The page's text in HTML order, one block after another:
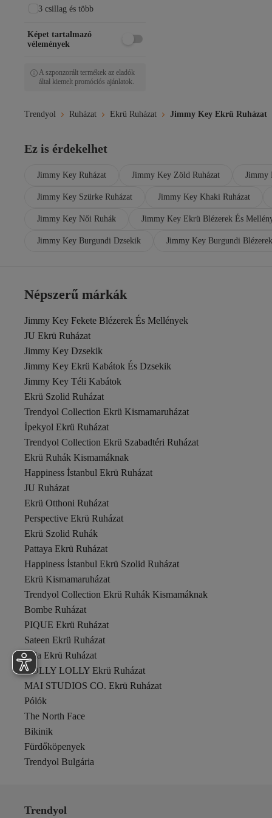
Antioch
Askı Nişantaşı
AYYILDIZ
BEJNA
Bigdart
Billabong
BOHEMAİ
Bracha
Buse&Eylül Bebe
Cansın Mini
Catherines
Catz Kids
Chiccy
CHUBA
COMBİNE MİCHAİL
Cool & Sexy
Cottonhill
D'S Damat
DAFNY
Dagi
DAXİS Sportwear Company
Daymod
dedo
Denokids
DoDe Flora
DoReMi
Dynamo
EA7 Emporio Armani
ebu prive
Edit by Trendyol
EDLİNGERİE
Ekim Store
ELİTOL
enmodaiçgiyim
Entel
Eros
ESES BEBE
ETHIQUET
FACETTE
Fashion Friends
Fashionbox
Fiori
Fred Perry
Fulla Moda
GIONA
3 csillag és több
Képet tartalmazó
vélemények
A szponzorált termékek az eladók
által kiemelt promóciós ajánlatok.
Trendyol Ruházat Ekrü Ruházat Jimmy Key Ekrü Ruházat
Ez is érdekelhet
Jimmy Key Ruházat Jimmy Key Zöld Ruházat Jimmy
Jimmy Key Szürke Ruházat Jimmy Key Khaki Ruházat
Jimmy Key Női Ruhák Jimmy Key Ekrü Blézerek És
Jimmy Key Burgundi Dzsekik Jimmy Key Burgundi
Népszerű márkák
Jimmy Key Fekete Blézerek És Mellények
JU Ekrü Ruházat
Jimmy Key Dzsekik
Jimmy Key Ekrü Kabátok És Dzsekik
Jimmy Key Téli Kabátok
Ekrü Szolid Ruházat
Trendyol Collection Ekrü Kismamaruházat
İpekyol Ekrü Ruházat
Trendyol Collection Ekrü Szabadtéri Ruházat
Ekrü Ruhák Kismamáknak
Happiness İstanbul Ekrü Ruházat
JU Ruházat
Ekrü Otthoni Ruházat
Perspective Ekrü Ruházat
Ekrü Szolid Ruhák
Pattaya Ekrü Ruházat
Happiness İstanbul Ekrü Szolid Ruházat
Ekrü Kismamaruházat
Trendyol Collection Ekrü Ruhák Kismamáknak
Bombe Ruházat
PIQUE Ekrü Ruházat
Sateen Ekrü Ruházat
Lela Ekrü Ruházat
HOLLY LOLLY Ekrü Ruházat
MAI STUDIOS CO. Ekrü Ruházat
Pólók
The North Face
Bikinik
Fürdőköpenyek
Trendyol Bulgária
Trendyol